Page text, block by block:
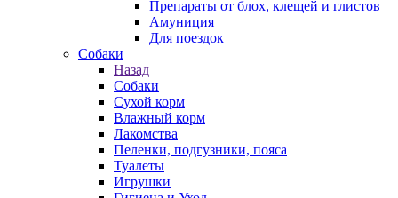
Препараты от блох, клещей и глистов
Амуниция
Для поездок
Собаки
Назад
Собаки
Сухой корм
Влажный корм
Лакомства
Пеленки, подгузники, пояса
Туалеты
Игрушки